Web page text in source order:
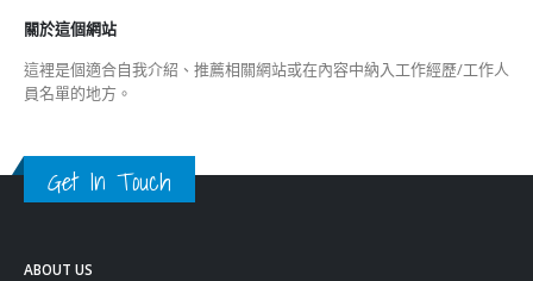
關於這個網站
這裡是個適合自我介紹、推薦相關網站或在內容中納入工作經歷/工作人
員名單的地方。
Get In Touch
ABOUT US